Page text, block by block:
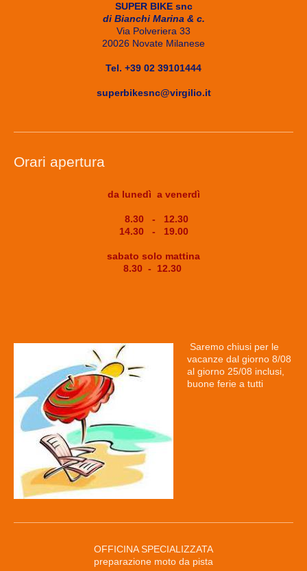
SUPER BIKE snc
di Bianchi Marina & c.
Via Polveriera 33
20026 Novate Milanese
Tel. +39 02 39101444
superbikesnc@virgilio.it
Orari apertura
da lunedì a venerdì
8.30 - 12.30
14.30 - 19.00
sabato solo mattina
8.30 - 12.30
Saremo chiusi per le
vacanze dal giorno 8/08
al giorno 25/08 inclusi,
buone ferie a tutti
OFFICINA SPECIALIZZATA
preparazione moto da pista